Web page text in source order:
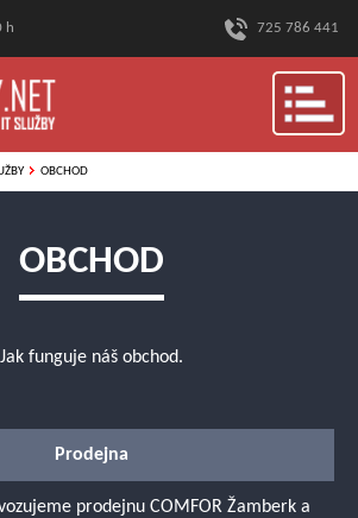
h 725 786 441
OBCHOD
OBCHOD
Jak funguje náš obchod.
Prodejna
prodejnu COMFOR Žamberk a